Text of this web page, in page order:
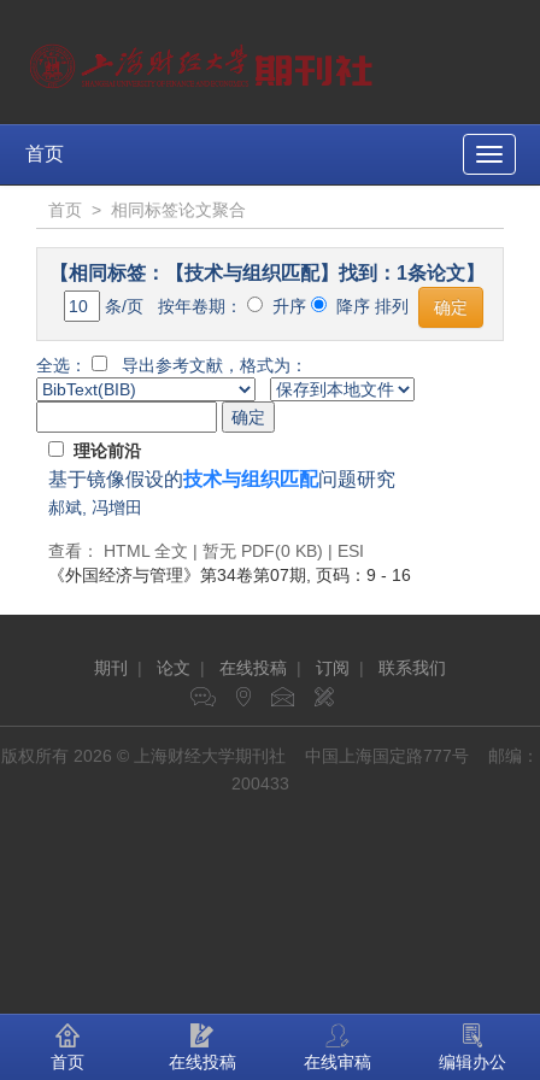
Toggle
首页
首页 > 相同标签论文聚合
【相同标签：【技术与组织匹配】找到：1条论文】
条/页 按年卷期： 升序 降序 排列
全选： 导出参考文献，格式为：
理论前沿
基于镜像假设的技术与组织匹配问题研究
郝斌 冯增田
查看： HTML 全文 | 暂无 PDF(0 KB) | ESI
《外国经济与管理》 第34卷第07期 , 页码：9 - 16
期刊 | 论文 | 在线投稿 | 订阅 | 联系我们
版权所有 2026 © 上海财经大学期刊社 中国上海国定路777号 邮编：
200433
首页 在线投稿 在线审稿 编辑办公